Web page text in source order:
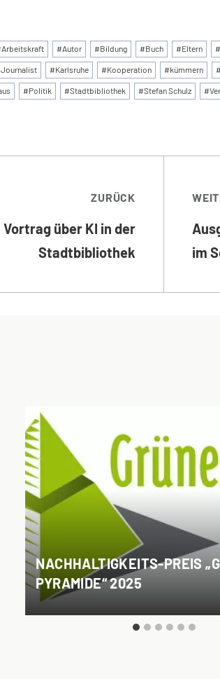
Arbeitskraft #Autor #Bildung #Buch #Eltern #
Journalist #Karlsruhe #Kooperation #kümmern #
#Politik #Stadtbibliothek #Stefan Schulz #
ZURÜCK
Vortrag über KI in der
Stadtbibliothek
im
NACHHALTIGKEITS-PREIS
PYRAMIDE“ 2025